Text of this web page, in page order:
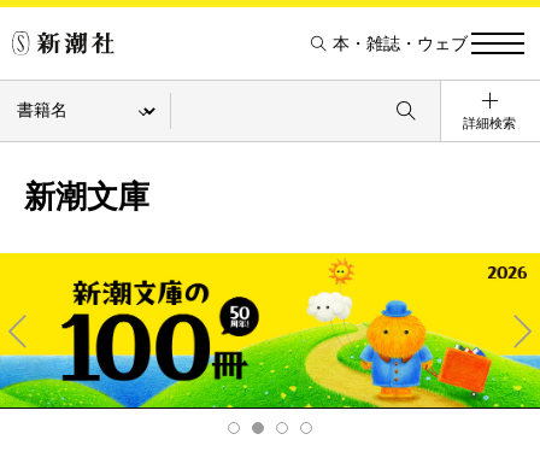
本・雑誌・ウェブ
詳細検索
新潮文庫
Pre
v
Ne
xt